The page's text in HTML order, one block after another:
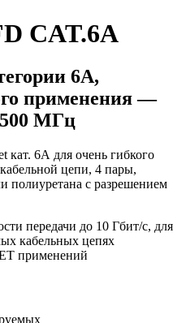
CAT.6A
6A,
применения —
500 МГц
6А для очень гибкого
цепи, 4 пары,
полиуретана с разрешением
передачи до 10 Гбит/с, для
кабельных цепях
применений